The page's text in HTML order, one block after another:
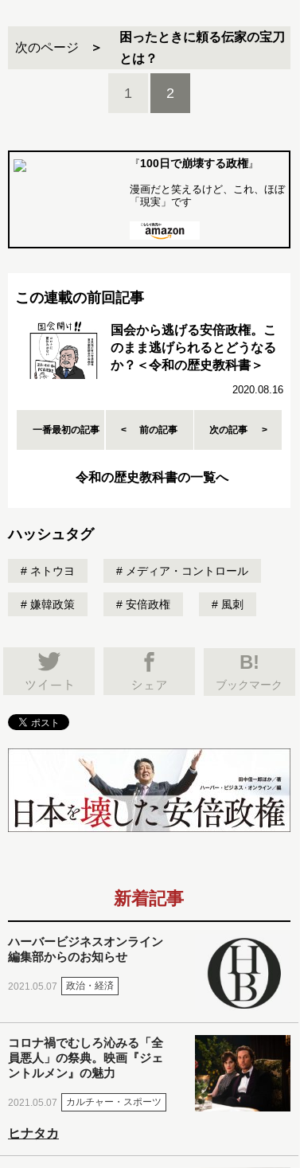
次のページ
困ったときに頼る伝家の宝刀
とは？
1 2
『100日で崩壊する政権』
漫画だと笑えるけど、これ、ほぼ
「現実」です
この連載の前回記事
国会から逃げる安倍政権。こ
のまま逃げられるとどうなる
か？＜令和の歴史教科書＞
2020.08.16
一番最初の記事 前の記事 次の記事
令和の歴史教科書の一覧へ
ハッシュタグ
ネトウヨ メディア・コントロール
嫌韓政策 安倍政権 風刺
B!
ブックマーク
新着記事
ハーバービジネスオンライン
編集部からのお知らせ
2021.05.07 政治・経済
コロナ禍でむしろ沁みる「全
員悪人」の祭典。映画『ジェ
ントルメン』の魅力
2021.05.07 カルチャー・スポーツ
ヒナタカ